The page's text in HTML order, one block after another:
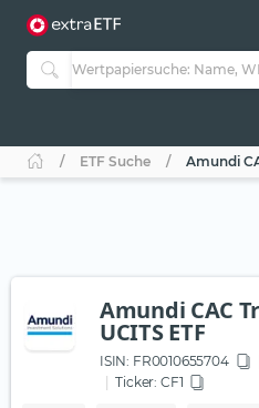
ETF-Guide 2.0
Guide Aktive ETFs
ETF-Sparpläne
ETF Suche Amundi
Amundi CAC
UCITS ETF
ISIN: FR0010655704
Ticker: CF1